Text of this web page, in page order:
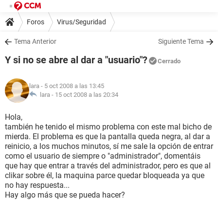
Foros Virus/Seguridad
Tema Anterior Siguiente Tema
Y si no se abre al dar a "usuario"? Cerrado
lara - 5 oct 2008 a las 13:45
lara - 15 oct 2008 a las 20:34
Hola,
también he tenido el mismo problema con este mal bicho de
mierda. El problema es que la pantalla queda negra, al dar a
reinicio, a los muchos minutos, sí me sale la opción de entrar
como el usuario de siempre o "administrador", domentáis
que hay que entrar a través del administrador, pero es que al
clikar sobre él, la maquina parce quedar bloqueada ya que
no hay respuesta...
Hay algo más que se pueda hacer?